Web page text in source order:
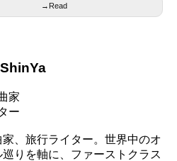
→Read
家
ー
、旅行ライター。世界中のオ
りを軸に、ファーストクラス